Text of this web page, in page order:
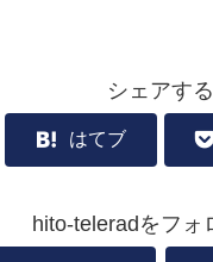
シェアする
はてブ
hito-teleradをフォ